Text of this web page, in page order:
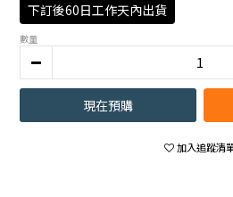
下訂後60日工作天內出貨
數量
現在預購
加入追蹤清